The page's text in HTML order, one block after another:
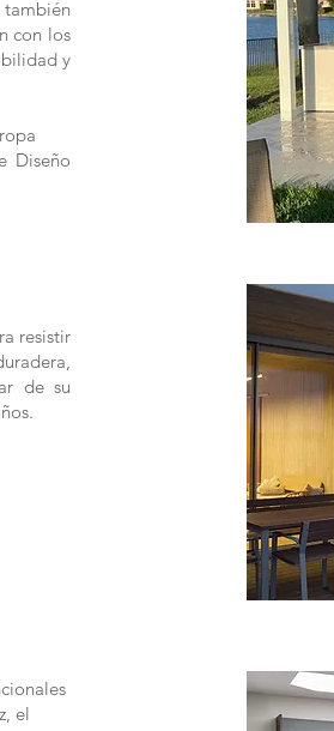
con los
y
Diseño
resistir
de su
el